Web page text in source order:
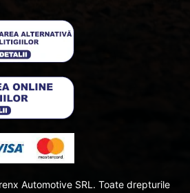
Automotive SRL. Toate drepturile